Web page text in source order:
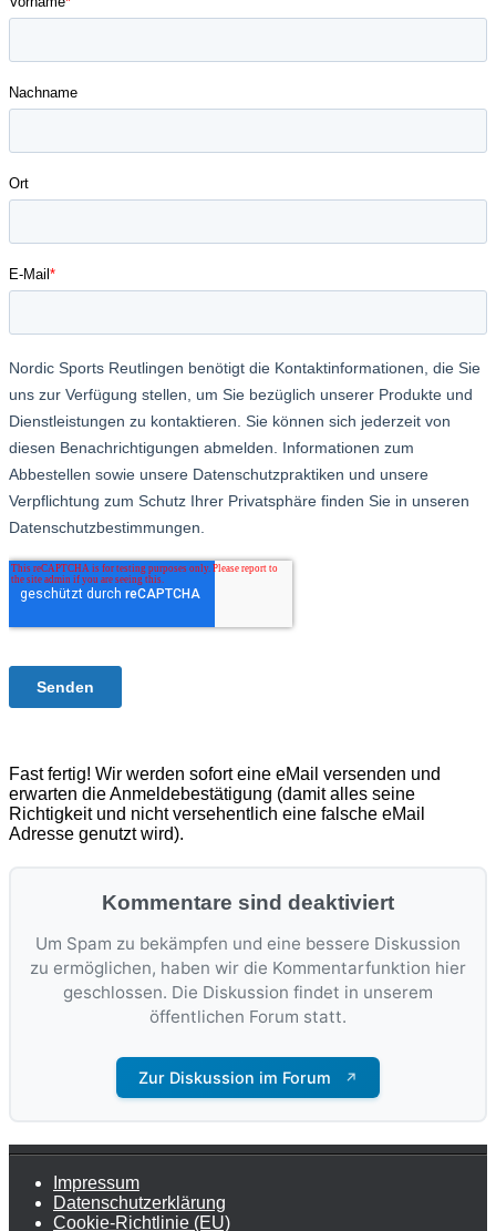
Fast fertig! Wir werden sofort eine eMail versenden und
erwarten die Anmeldebestätigung (damit alles seine
Richtigkeit und nicht versehentlich eine falsche eMail
Adresse genutzt wird).
Kommentare sind deaktiviert
Um Spam zu bekämpfen und eine bessere Diskussion
zu ermöglichen, haben wir die Kommentarfunktion hier
geschlossen. Die Diskussion findet in unserem
öffentlichen Forum statt.
Zur Diskussion im Forum ↗
Impressum
Datenschutzerklärung
Cookie-Richtlinie (EU)